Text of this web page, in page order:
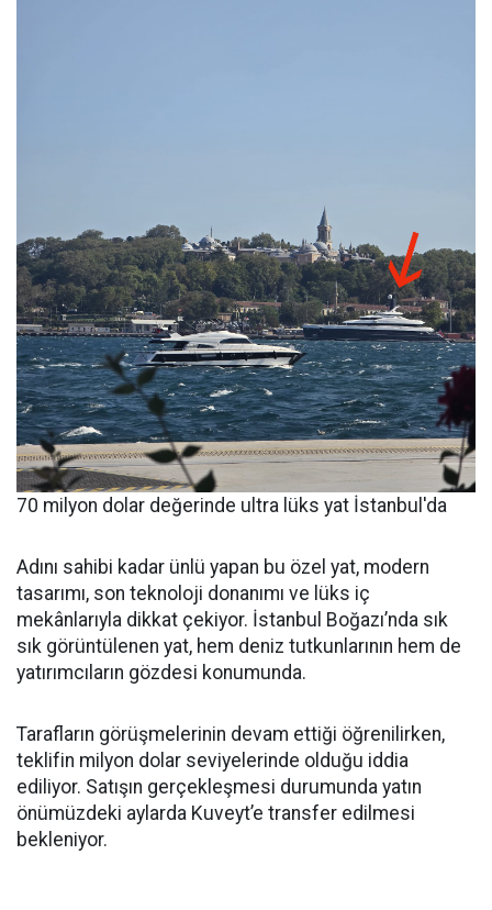
70 milyon dolar değerinde ultra lüks yat İstanbul'da
Adını sahibi kadar ünlü yapan bu özel yat, modern
tasarımı, son teknoloji donanımı ve lüks iç
mekânlarıyla dikkat çekiyor. İstanbul Boğazı’nda sık
sık görüntülenen yat, hem deniz tutkunlarının hem de
yatırımcıların gözdesi konumunda.
Tarafların görüşmelerinin devam ettiği öğrenilirken,
teklifin milyon dolar seviyelerinde olduğu iddia
ediliyor. Satışın gerçekleşmesi durumunda yatın
önümüzdeki aylarda Kuveyt’e transfer edilmesi
bekleniyor.